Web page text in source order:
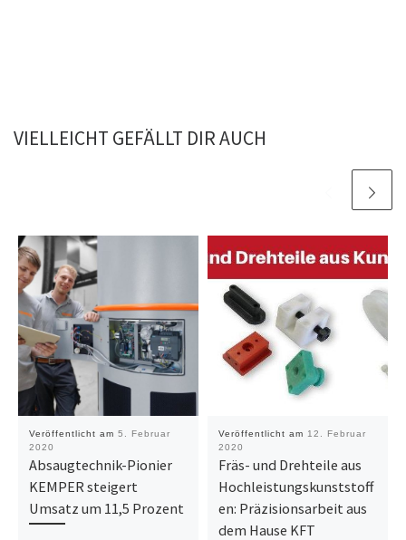
VIELLEICHT GEFÄLLT DIR AUCH
Veröffentlicht am 5. Februar
2020
Absaugtechnik-Pionier
KEMPER steigert
Umsatz um 11,5 Prozent
Veröffentlicht am 12. Februar
2020
Fräs- und Drehteile aus
Hochleistungskunststoff
en: Präzisionsarbeit aus
dem Hause KFT